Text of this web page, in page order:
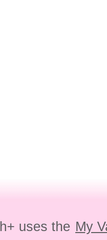
uses the My